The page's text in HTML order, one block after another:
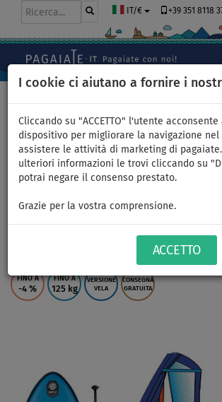
I cookie ci aiutano a fornire i
Cliccando su "ACCETTO" l'utente
dispositivo per migliorare la navigazione
assistere le attività di marketing di
ulteriori informazioni le trovi cliccando su
potrai negare il consenso prestato.
Grazie per la vostra comprensione.
ACCETTO
IT/€ +39 351 8118
Windsurfing STX
250 RS completo di
gonfiabile
superficie: 4,9m
FINO A
-4 %
FINO A
125 kg
VERSIONE
VELA
CONSEGNA
GRATUITA